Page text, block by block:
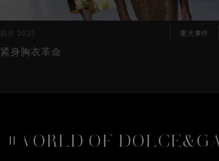
四月 2023 重大事件
紧身胸衣革命
OF